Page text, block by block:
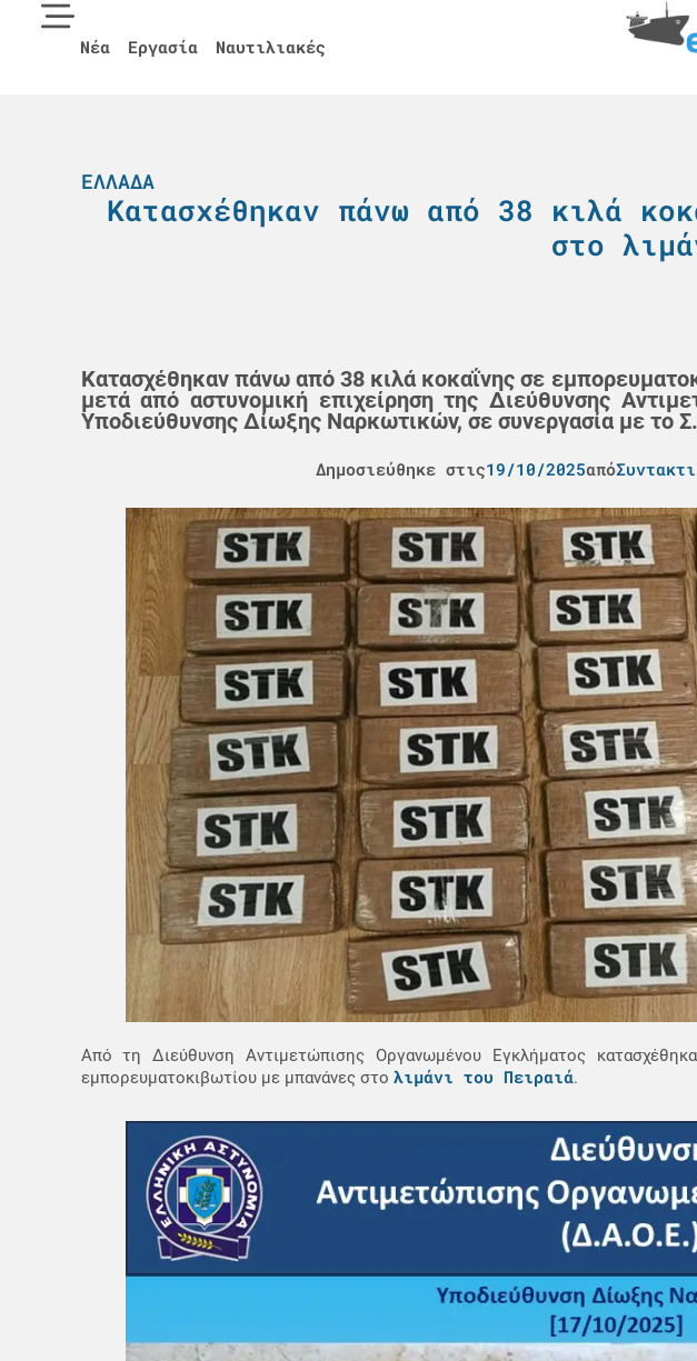
Νέα Εργασία Ναυτιλιακές
ΕΛΛΆΔΑ
Κατασχέθηκαν πάνω από 38 κιλά
στο
Κατασχέθηκαν πάνω από 38 κιλά κοκαΐνης σε
μετά από αστυνομική επιχείρηση της Διεύθυνσης
Υποδιεύθυνσης Δίωξης Ναρκωτικών, σε συνεργασία με το
Δημοσιεύθηκε στις19/10/2025από
Από τη Διεύθυνση Αντιμετώπισης Οργανωμένου Εγκλήματος
εμπορευματοκιβωτίου με μπανάνες στο λιμάνι του Πειραιά.